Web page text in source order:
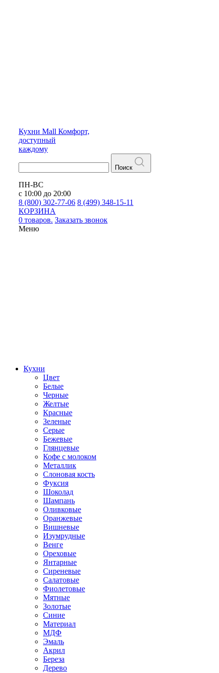
Кухни Mall Комфорт,
доступный
каждому
Поиск
ПН-ВС
с 10:00 до 20:00
8 (800) 302-77-06 8 (499) 348-15-11
КОРЗИНА
0 товаров. Заказать звонок
Меню
Кухни
Цвет
Белые
Черные
Желтые
Красные
Зеленые
Серые
Бежевые
Глянцевые
Кофе с молоком
Металлик
Слоновая кость
Фуксия
Шоколад
Шампань
Оливковые
Оранжевые
Вишневые
Изумрудные
Венге
Ореховые
Янтарные
Сиреневые
Салатовые
Фиолетовые
Мятные
Золотые
Синие
Материал
МДФ
Эмаль
Акрил
Береза
Дерево